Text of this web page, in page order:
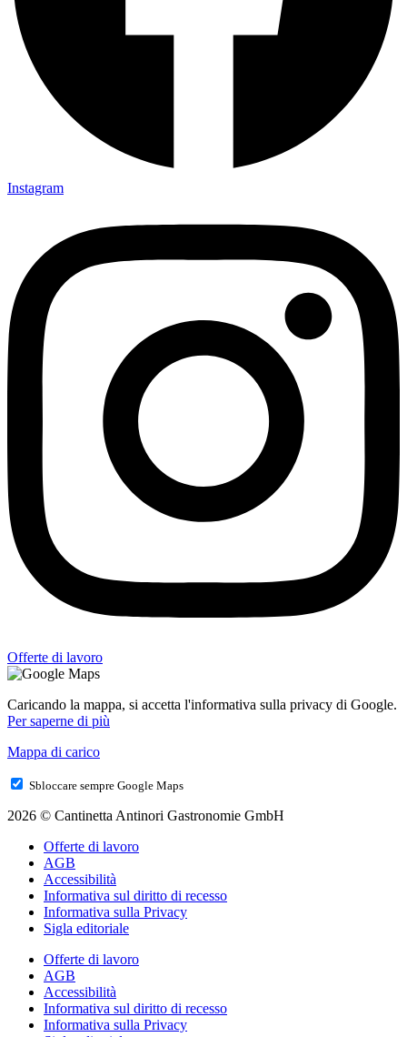
Instagram
Offerte di lavoro
Caricando la mappa, si accetta l'informativa sulla privacy di Google.
Per saperne di più
Mappa di carico
Sbloccare sempre Google Maps
2026 © Cantinetta Antinori Gastronomie GmbH
Offerte di lavoro
AGB
Accessibilità
Informativa sul diritto di recesso
Informativa sulla Privacy
Sigla editoriale
Offerte di lavoro
AGB
Accessibilità
Informativa sul diritto di recesso
Informativa sulla Privacy